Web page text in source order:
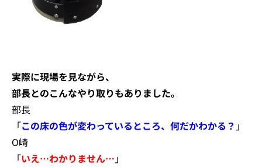
実際に現場を見ながら、
部長とのこんなやり取りもありました。
部長
「この床の色が変わっているところ、何だかわかる？ 」
O崎
「いえ…わかりません… 」